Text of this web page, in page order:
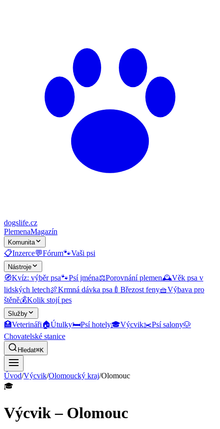
dogslife.cz
PlemenaMagazín
Komunita
📋Inzerce💬Fórum🐾Vaši psi
Nástroje
🧭Kvíz: výběr psa🐾Psí jména⚖️Porovnání plemen🕰️Věk psa v
lidských letech🍖Krmná dávka psa 🍼 Březost feny🧺Výbava pro
štěně💰Kolik stojí pes
Služby
🏥Veterináři🏠Útulky🛏️Psí hotely🎓Výcvik✂️Psí salony🐶
Chovatelské stanice
Hledat⌘K
Úvod/Výcvik/Olomoucký kraj/Olomouc
🎓
Výcvik – Olomouc